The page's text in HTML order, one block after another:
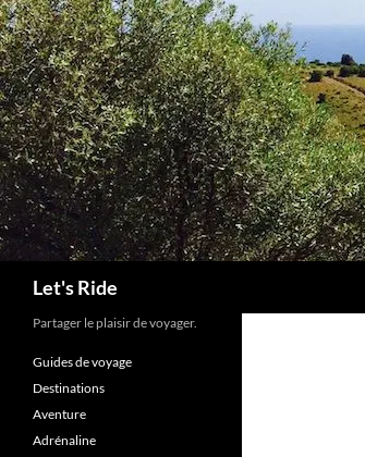
Aller
au
contenu
Let's Ride
Partager le plaisir de voyager.
Guides de voyage
Destinations
Aventure
Adrénaline